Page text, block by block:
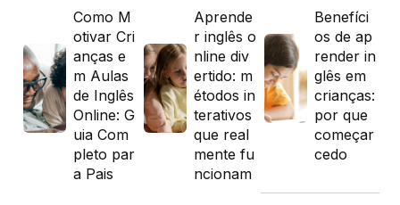
Como M
otivar Cri
anças e
m Aulas
de Inglês
Online: G
uia Com
pleto par
a Pais
Aprende
r inglês o
nline div
ertido: m
étodos in
terativos
que real
mente fu
ncionam
Benefíci
os de ap
render in
glês em
crianças:
por que
começar
cedo